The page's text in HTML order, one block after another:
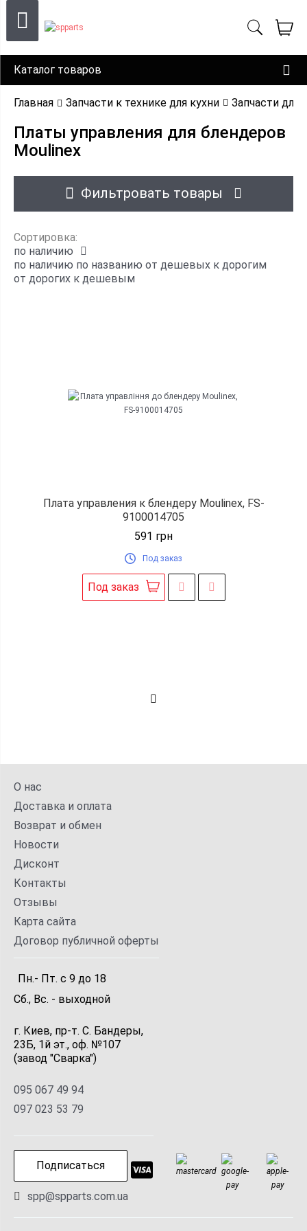
Каталог товаров
Главная Запчасти к технике для кухни Запчасти для
Платы управления для блендеров
Moulinex
Фильтровать товары
Сортировка:
по наличию
по наличию по названию от дешевых к дорогим
от дорогих к дешевым
Плата управления к блендеру Moulinex, FS-
9100014705
591 грн
Под заказ
Под заказ
О нас
Доставка и оплата
Возврат и обмен
Новости
Дисконт
Контакты
Отзывы
Карта сайта
Договор публичной оферты
Пн.- Пт. с 9 до 18
Сб., Вс. - выходной
г. Киев, пр-т. С. Бандеры,
23Б, 1й эт., оф. №107
(завод "Сварка")
095 067 49 94
097 023 53 79
Подписаться
spp@spparts.com.ua